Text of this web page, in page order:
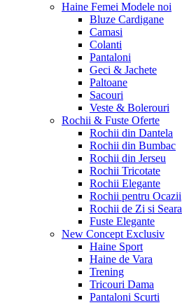
Haine Femei Modele noi
Bluze Cardigane
Camasi
Colanti
Pantaloni
Geci & Jachete
Paltoane
Sacouri
Veste & Bolerouri
Rochii & Fuste Oferte
Rochii din Dantela
Rochii din Bumbac
Rochii din Jerseu
Rochii Tricotate
Rochii Elegante
Rochii pentru Ocazii
Rochii de Zi si Seara
Fuste Elegante
New Concept Exclusiv
Haine Sport
Haine de Vara
Trening
Tricouri Dama
Pantaloni Scurti